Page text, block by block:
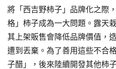
將「西吉野柿子」品牌化之際
格」柿子成為一大問題。露天
其上架販售會降低品牌價值，
遭到丟棄。為了善用這些不合
子醋」，後來陸續開發其他柿